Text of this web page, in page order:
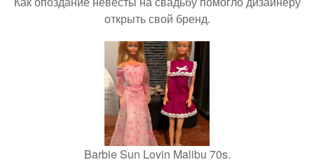
открыть свой бренд.
Barbie Sun Lovin Malibu 70s.